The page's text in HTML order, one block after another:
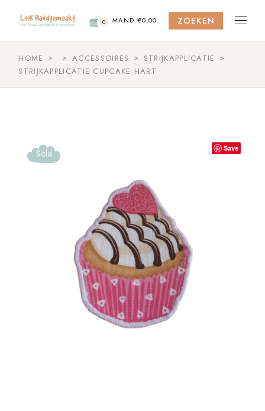
content
0 MAND €0,00 ZOEKEN
HOME ACCESSOIRES
STRIJKAPPLICATIE
STRIJKAPPLICATIE CUPCAKE HART
Sold Save